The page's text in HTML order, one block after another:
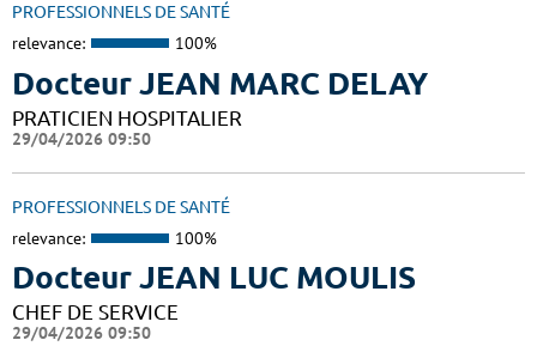
PROFESSIONNELS DE SANTÉ
relevance: 100%
Docteur JEAN MARC DELAY
PRATICIEN HOSPITALIER
29/04/2026 09:50
PROFESSIONNELS DE SANTÉ
relevance: 100%
Docteur JEAN LUC MOULIS
CHEF DE SERVICE
29/04/2026 09:50